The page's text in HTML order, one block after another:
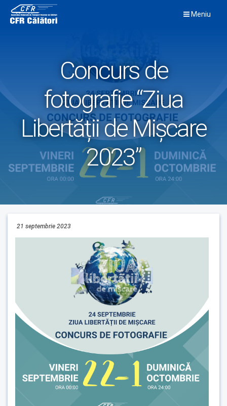
content
Meniu
Concurs de
fotografie “Ziua
Libertății de Mișcare
2023”
21 septembrie 2023